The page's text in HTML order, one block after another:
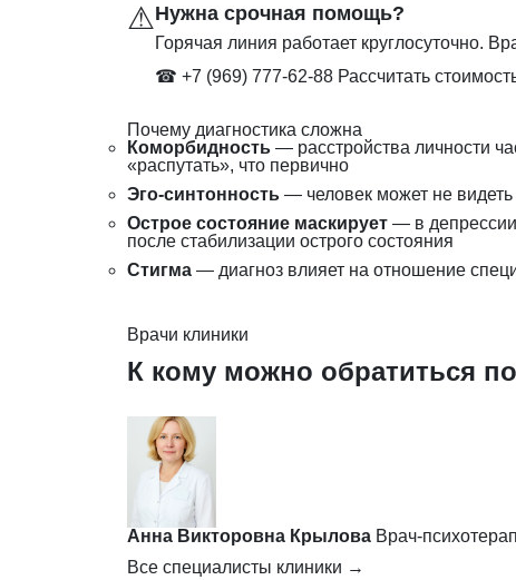
⚠Нужна срочная помощь?
Горячая линия работает круглосуточно.
☎ +7 (969) 777-62-88 Рассчитать
Почему диагностика сложна
Коморбидность — расстройства личности
«распутать», что первично
Эго-синтонность — человек может не
Острое состояние маскирует — в
после стабилизации острого состояния
Стигма — диагноз влияет на отношение
Врачи клиники
К кому можно обратиться
Анна Викторовна Крылова Врач-
Все специалисты клиники →